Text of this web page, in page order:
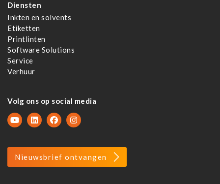
Diensten
Inkten en solvents
Etiketten
Printlinten
Software Solutions
Service
Verhuur
Volg ons op social media
Nieuwsbrief ontvangen